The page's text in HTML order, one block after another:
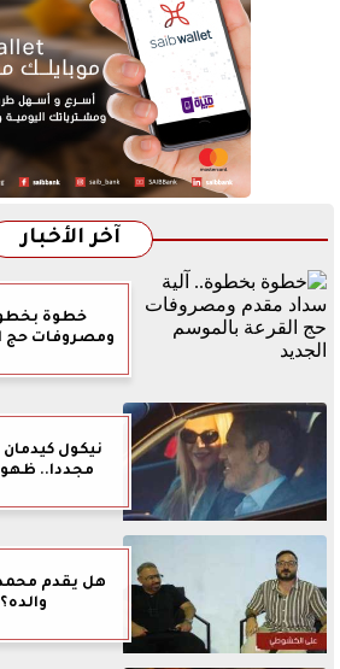
آخر الأخبار
خطوة
ومصروفات حج
نيكول كيدمان
مجددا..
هل يقدم